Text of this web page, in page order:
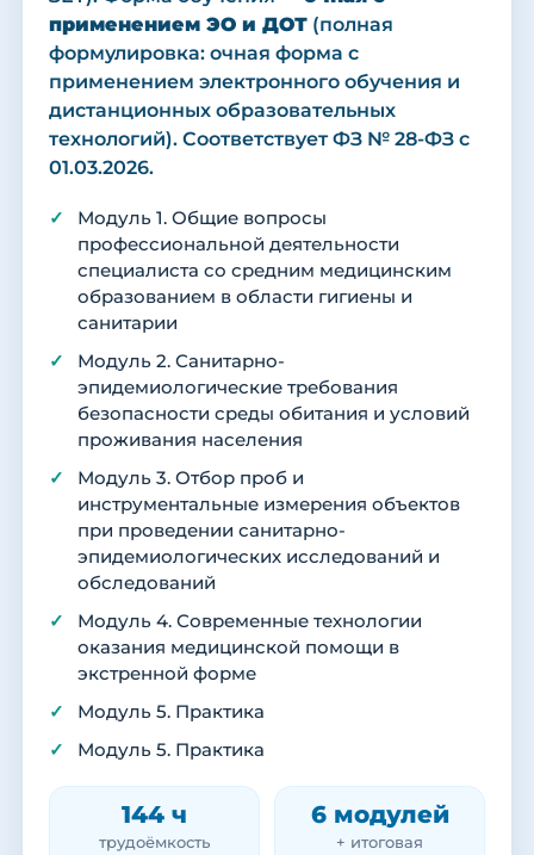
применением ЭО и ДОТ (полная
формулировка: очная форма с
применением электронного обучения и
дистанционных образовательных
технологий). Соответствует ФЗ № 28-ФЗ с
01.03.2026.
Модуль 1. Общие вопросы
профессиональной деятельности
специалиста со средним медицинским
образованием в области гигиены и
санитарии
Модуль 2. Санитарно-
эпидемиологические требования
безопасности среды обитания и условий
проживания населения
Модуль 3. Отбор проб и
инструментальные измерения объектов
при проведении санитарно-
эпидемиологических исследований и
обследований
Модуль 4. Современные технологии
оказания медицинской помощи в
экстренной форме
Модуль 5. Практика
Модуль 5. Практика
144 ч
трудоёмкость
6 модулей
+ итоговая